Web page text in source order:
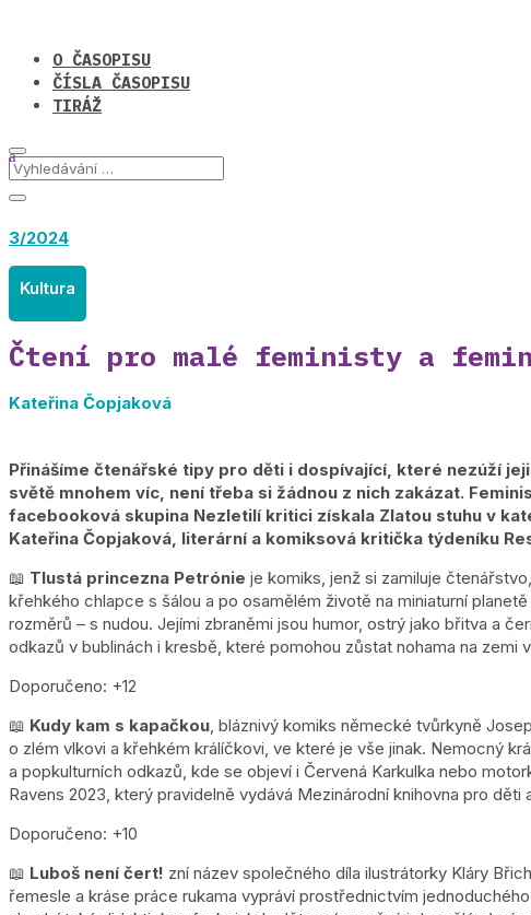
O ČASOPISU
ČÍSLA ČASOPISU
TIRÁŽ
3/2024
Kultura
Čtení pro malé feministy a
Kateřina Čopjaková
Přinášíme čtenářské tipy pro děti i dospívající, které nezúží
světě mnohem víc, není třeba si žádnou z nich zakázat.
facebooková skupina Nezletilí kritici získala Zlatou stuhu v
Kateřina Čopjaková, literární a komiksová kritička týdeníku
📖 Tlustá princezna Petrónie je komiks, jenž si zamiluje
křehkého chlapce s šálou a po osamělém životě na miniaturní
rozměrů – s nudou. Jejími zbraněmi jsou humor, ostrý jako břitva a
odkazů v bublinách i kresbě, které pomohou zůstat nohama na zemi
Doporučeno: +12
📖 Kudy kam s kapačkou , bláznivý komiks německé tvůrkyně
o zlém vlkovi a křehkém králíčkovi, ve které je vše jinak. Nemocný
a popkulturních odkazů, kde se objeví i Červená Karkulka nebo
Ravens 2023, který pravidelně vydává Mezinárodní knihovna pro děti
Doporučeno: +10
📖 Luboš není čert! zní název společného díla ilustrátorky Kláry B
řemesle a kráse práce rukama vypráví prostřednictvím